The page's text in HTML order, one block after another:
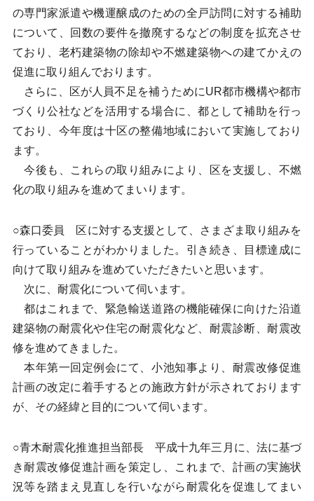
の専門家派遣や機運醸成のための全戸訪問に対する補助
について、回数の要件を撤廃するなどの制度を拡充させ
ており、老朽建築物の除却や不燃建築物への建てかえの
促進に取り組んでおります。
さらに、区が人員不足を補うためにUR都市機構や都市
づくり公社などを活用する場合に、都として補助を行っ
ており、今年度は十区の整備地域において実施しており
ます。
今後も、これらの取り組みにより、区を支援し、不燃
化の取り組みを進めてまいります。
○森口委員 区に対する支援として、さまざま取り組みを
行っていることがわかりました。引き続き、目標達成に
向けて取り組みを進めていただきたいと思います。
次に、耐震化について伺います。
都はこれまで、緊急輸送道路の機能確保に向けた沿道
建築物の耐震化や住宅の耐震化など、耐震診断、耐震改
修を進めてきました。
本年第一回定例会にて、小池知事より、耐震改修促進
計画の改定に着手するとの施政方針が示されております
が、その経緯と目的について伺います。
○青木耐震化推進担当部長 平成十九年三月に、法に基づ
き耐震改修促進計画を策定し、これまで、計画の実施状
況等を踏まえ見直しを行いながら耐震化を促進してまい